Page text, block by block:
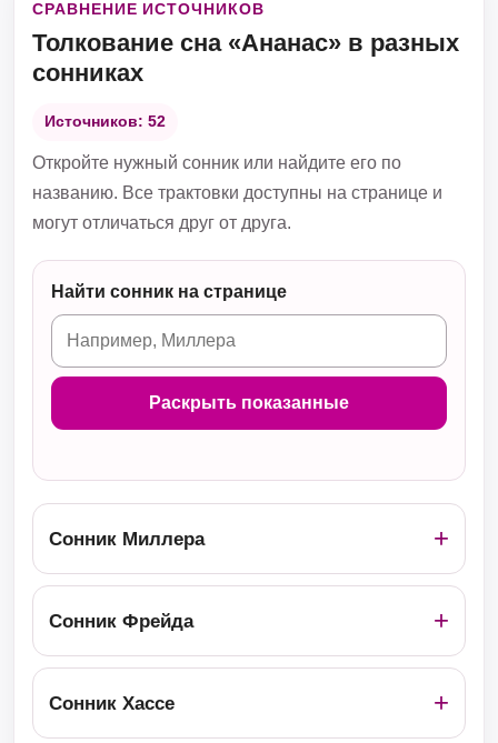
СРАВНЕНИЕ ИСТОЧНИКОВ
Толкование сна «Ананас» в разных
сонниках
Источников: 52
Откройте нужный сонник или найдите его по
названию. Все трактовки доступны на странице и
могут отличаться друг от друга.
Найти сонник на странице
Раскрыть показанные
Сонник Миллера
Сонник Фрейда
Сонник Хассе